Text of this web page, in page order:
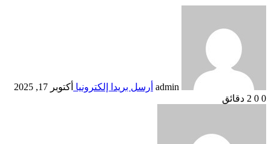
admin أرسل بريدا إلكترونيا أكتوبر 17, 2025
0
2 دقائق